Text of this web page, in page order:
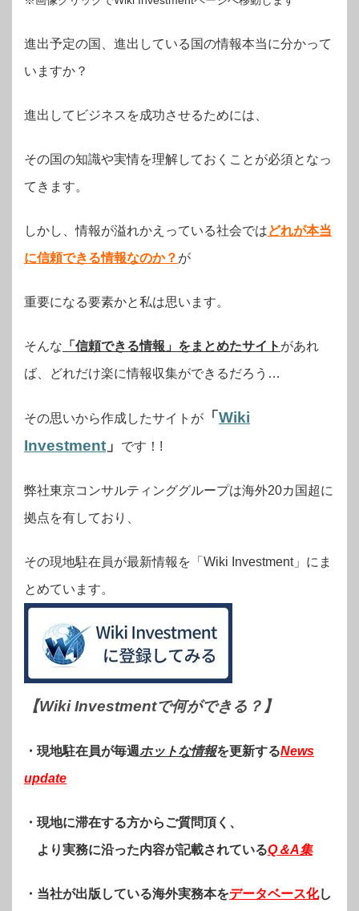
進出予定の国、進出している国の情報本当に分かって
いますか？
進出してビジネスを成功させるためには、
その国の知識や実情を理解しておくことが必須となっ
てきます。
しかし、情報が溢れかえっている社会ではどれが本当
に信頼できる情報なのか？ が
重要になる要素かと私は思います。
そんな 「信頼できる情報」をまとめたサイト があれ
ば、どれだけ楽に情報収集ができるだろう…
その思いから作成したサイトが 「Wiki
Investment 」 です！!
弊社東京コンサルティンググループは海外20カ国超に
拠点を有しており、
その現地駐在員が最新情報を「Wiki Investment」にま
とめています。
【Wiki Investmentで何ができる？ 】
・現地駐在員が毎週ホットな情報を更新するNews
update
・現地に滞在する方からご質問頂く、
より実務に沿った内容が記載されているQ＆A集
・当社が出版している海外実務本をデータベース化し